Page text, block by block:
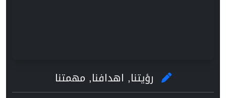
رؤيتنا, اهدافنا, مهمتنا